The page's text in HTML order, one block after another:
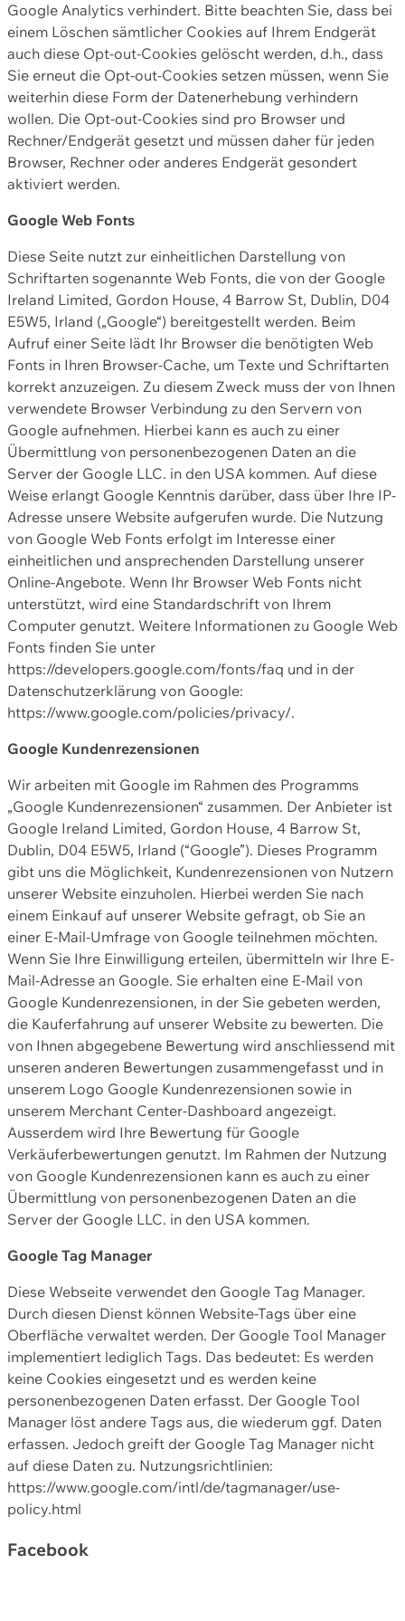
Google Analytics verhindert. Bitte beachten Sie, dass bei
einem Löschen sämtlicher Cookies auf Ihrem Endgerät
auch diese Opt-out-Cookies gelöscht werden, d.h., dass
Sie erneut die Opt-out-Cookies setzen müssen, wenn Sie
weiterhin diese Form der Datenerhebung verhindern
wollen. Die Opt-out-Cookies sind pro Browser und
Rechner/Endgerät gesetzt und müssen daher für jeden
Browser, Rechner oder anderes Endgerät gesondert
aktiviert werden.
Google Web Fonts
Diese Seite nutzt zur einheitlichen Darstellung von
Schriftarten sogenannte Web Fonts, die von der Google
Ireland Limited, Gordon House, 4 Barrow St, Dublin, D04
E5W5, Irland („Google“) bereitgestellt werden. Beim
Aufruf einer Seite lädt Ihr Browser die benötigten Web
Fonts in Ihren Browser-Cache, um Texte und Schriftarten
korrekt anzuzeigen. Zu diesem Zweck muss der von Ihnen
verwendete Browser Verbindung zu den Servern von
Google aufnehmen. Hierbei kann es auch zu einer
Übermittlung von personenbezogenen Daten an die
Server der Google LLC. in den USA kommen. Auf diese
Weise erlangt Google Kenntnis darüber, dass über Ihre IP-
Adresse unsere Website aufgerufen wurde. Die Nutzung
von Google Web Fonts erfolgt im Interesse einer
einheitlichen und ansprechenden Darstellung unserer
Online-Angebote. Wenn Ihr Browser Web Fonts nicht
unterstützt, wird eine Standardschrift von Ihrem
Computer genutzt. Weitere Informationen zu Google Web
Fonts finden Sie unter
https://developers.google.com/fonts/faq und in der
Datenschutzerklärung von Google:
https://www.google.com/policies/privacy/.
Google Kundenrezensionen
Wir arbeiten mit Google im Rahmen des Programms
„Google Kundenrezensionen“ zusammen. Der Anbieter ist
Google Ireland Limited, Gordon House, 4 Barrow St,
Dublin, D04 E5W5, Irland (“Google”). Dieses Programm
gibt uns die Möglichkeit, Kundenrezensionen von Nutzern
unserer Website einzuholen. Hierbei werden Sie nach
einem Einkauf auf unserer Website gefragt, ob Sie an
einer E-Mail-Umfrage von Google teilnehmen möchten.
Wenn Sie Ihre Einwilligung erteilen, übermitteln wir Ihre E-
Mail-Adresse an Google. Sie erhalten eine E-Mail von
Google Kundenrezensionen, in der Sie gebeten werden,
die Kauferfahrung auf unserer Website zu bewerten. Die
von Ihnen abgegebene Bewertung wird anschliessend mit
unseren anderen Bewertungen zusammengefasst und in
unserem Logo Google Kundenrezensionen sowie in
unserem Merchant Center-Dashboard angezeigt.
Ausserdem wird Ihre Bewertung für Google
Verkäuferbewertungen genutzt. Im Rahmen der Nutzung
von Google Kundenrezensionen kann es auch zu einer
Übermittlung von personenbezogenen Daten an die
Server der Google LLC. in den USA kommen.
Google Tag Manager
Diese Webseite verwendet den Google Tag Manager.
Durch diesen Dienst können Website-Tags über eine
Oberfläche verwaltet werden. Der Google Tool Manager
implementiert lediglich Tags. Das bedeutet: Es werden
keine Cookies eingesetzt und es werden keine
personenbezogenen Daten erfasst. Der Google Tool
Manager löst andere Tags aus, die wiederum ggf. Daten
erfassen. Jedoch greift der Google Tag Manager nicht
auf diese Daten zu. Nutzungsrichtlinien:
https://www.google.com/intl/de/tagmanager/use-
policy.html
Facebook